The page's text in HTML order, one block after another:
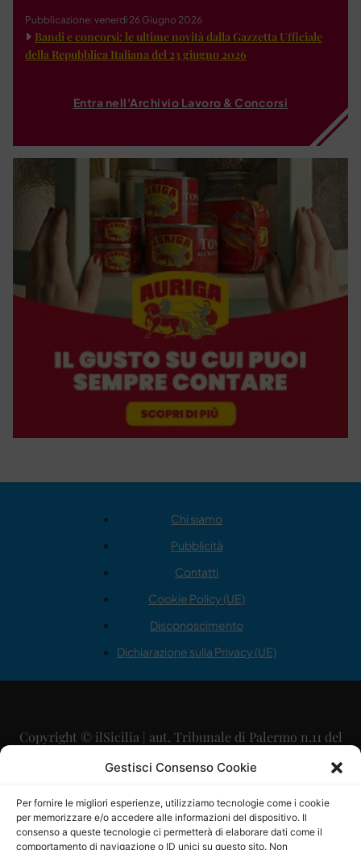
Gestisci Consenso Cookie
Per fornire le migliori esperienze, utilizziamo tecnologie come i cookie
per memorizzare e/o accedere alle informazioni del dispositivo. Il
consenso a queste tecnologie ci permetterà di elaborare dati come il
comportamento di navigazione o ID unici su questo sito. Non
Pubblicazione: venerdì 26 Giugno 2026
Bandi e concorsi: le ultime novità dalla Gazzetta Ufficiale
della Repubblica Italiana del 23 giugno 2026
Entra nell'Archivio Lavoro & Concorsi
Chi siamo
Pubblicità
Contatti
Cookie Policy (UE)
Disconoscimento
Dichiarazione sulla Privacy (UE)
Copyright © ilSicilia | aut. Tribunale di Palermo n.11 del
29/09/2015
Direttore Editoriale: Maurizio Scaglione